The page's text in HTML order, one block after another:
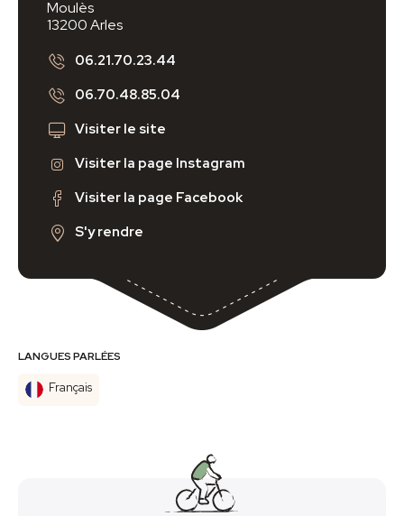
Moulès
13200 Arles
06.21.70.23.44
06.70.48.85.04
Visiter le site
Visiter la page Instagram
Visiter la page Facebook
S'y rendre
LANGUES PARLÉES
Français